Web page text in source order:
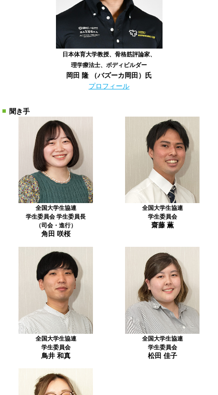
日本体育大学教授、 骨格筋評論家、
理学療法士、 ボディビルダー
岡田 隆 （バズーカ岡田）
氏
プロフィール
聞き手
全国大学生協連
学生委員会 学生委員長
（司会・進行）
角田 咲桜
全国大学生協連
学生委員会
齋藤 薫
全国大学生協連
学生委員会
鳥井 和真
全国大学生協連
学生委員会
松田 佳子